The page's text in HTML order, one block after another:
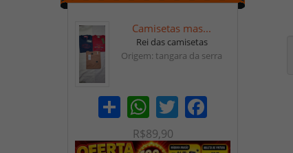
Camisetas mas...
Rei das camisetas
Origem: tangara da serra
Share WhatsAppTwitter Facebook
R$89,90